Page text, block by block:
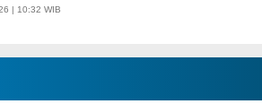
| 10:32 WIB